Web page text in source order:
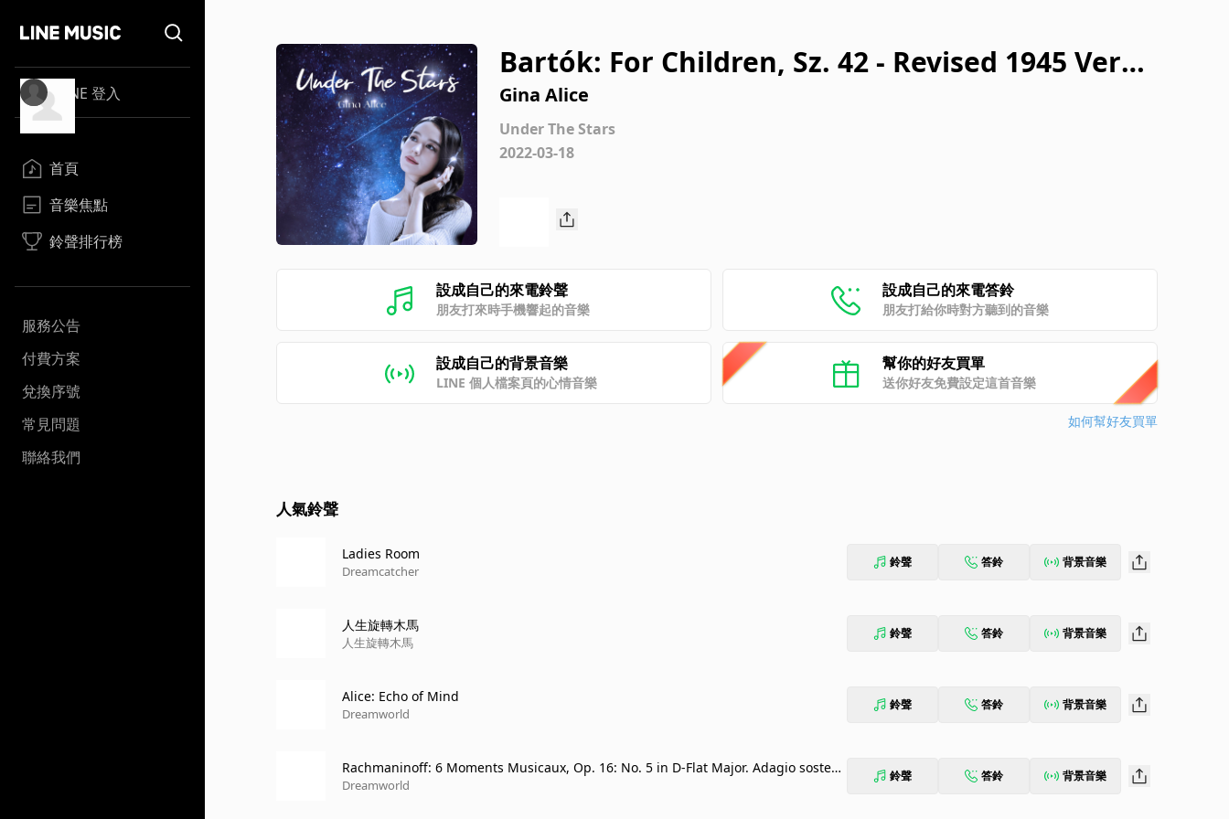
LINE 登入
首頁
音樂焦點
鈴聲排行榜
服務公告
付費方案
兌換序號
常見問題
聯絡我們
Bartók: For Children, Sz. 42 - Revised 1945 Versi
on / Vol. I: 17. Round Dance. Lento
Gina Alice
Under The Stars
2022-03-18
設成自己的來電鈴聲
朋友打來時手機響起的音樂
設成自己的來電答鈴
朋友打給你時對方聽到的音樂
設成自己的背景音樂
LINE 個人檔案頁的心情音樂
幫你的好友買單
送你好友免費設定這首音樂
如何幫好友買單
人氣鈴聲
Ladies Room
Dreamcatcher
鈴聲 答鈴 背景音樂
人生旋轉木馬
人生旋轉木馬
鈴聲 答鈴 背景音樂
Alice: Echo of Mind
Dreamworld
鈴聲 答鈴 背景音樂
Rachmaninoff: 6 Moments Musicaux, Op. 16: No. 5 in D-Flat Major. Adagio sosten
uto
Dreamworld
鈴聲 答鈴 背景音樂